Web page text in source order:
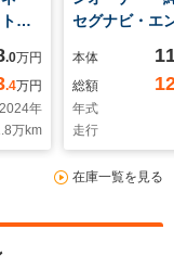
ー
ナ
ッ
動ス
シー
トリ
.0万円
.4万円
2024年
万km
セグナビ・エ
電動スライド
席シートヒー
ートバックテ
LEDヘッドラ
本体
総額
年式
走行
在庫一覧を見る